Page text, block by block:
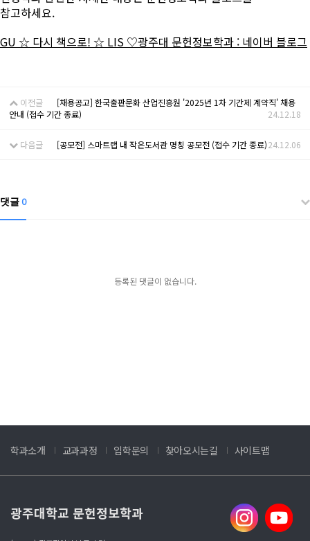
참고하세요.
GU ☆ 다시 책으로! ☆ LIS ♡광주대 문헌정보학과 : 네이버 블로그
이전글
[채용공고] 한국출판문화 산업진흥원 '2025년 1차 기간제 계약직' 채용
안내 (접수 기간 종료)
24.12.18
다음글 [공모전] 스마트랩 내 작은도서관 명칭 공모전 (접수 기간 종료)24.12.06
댓글0
등록된 댓글이 없습니다.
학과소개 교과과정 입학문의 찾아오시는길 사이트맵
광주대학교 문헌정보학과